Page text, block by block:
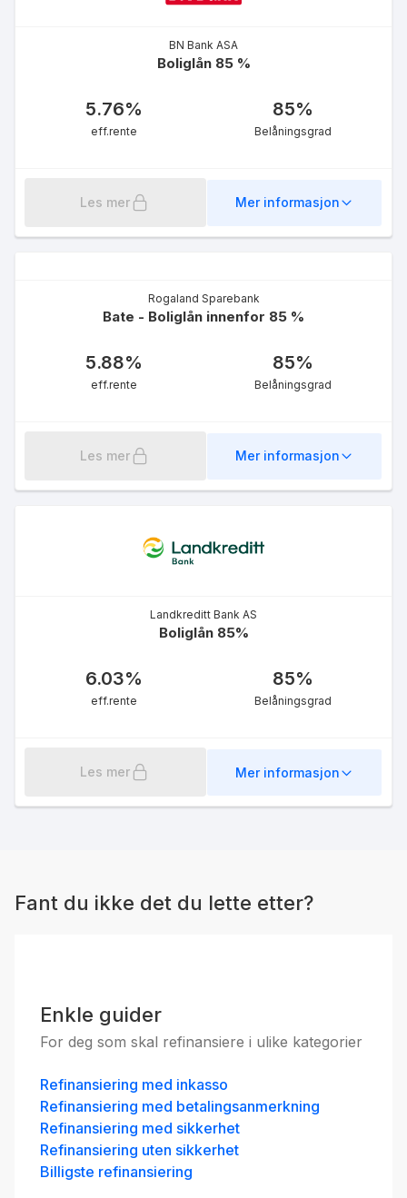
BN Bank ASA
Boliglån 85 %
5.76%
eff.rente
85%
Belåningsgrad
Les mer Mer informasjon
Rogaland Sparebank
Bate - Boliglån innenfor 85 %
5.88%
eff.rente
85%
Belåningsgrad
Les mer Mer informasjon
Landkreditt Bank AS
Boliglån 85%
6.03%
eff.rente
85%
Belåningsgrad
Les mer Mer informasjon
Fant du ikke det du lette etter?
Enkle guider
For deg som skal refinansiere i ulike kategorier
Refinansiering med inkasso
Refinansiering med betalingsanmerkning
Refinansiering med sikkerhet
Refinansiering uten sikkerhet
Billigste refinansiering